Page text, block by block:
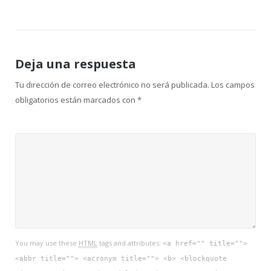
Deja una respuesta
Tu dirección de correo electrónico no será publicada. Los campos
obligatorios están marcados con *
You may use these HTMLtags and attributes: <a href="" title="">
<abbr title=""> <acronym title=""> <b> <blockquote